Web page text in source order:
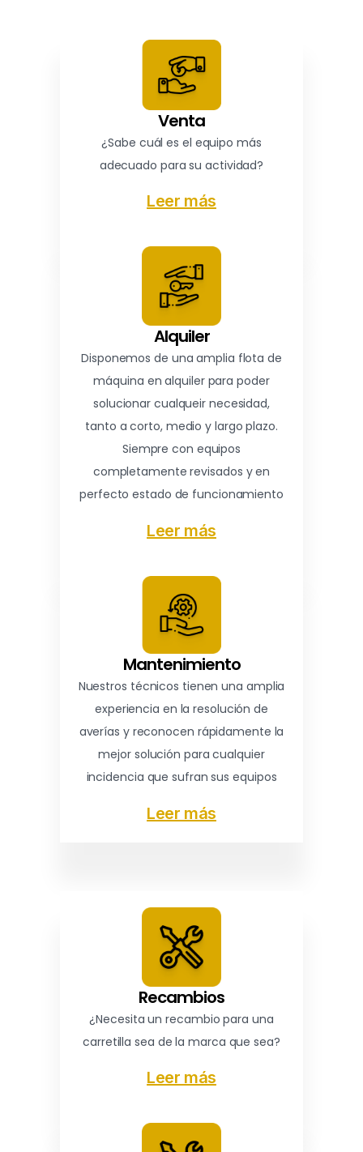
Venta
¿Sabe cuál es el equipo más
adecuado para su actividad?
Leer más
Alquiler
Disponemos de una amplia flota de
máquina en alquiler para poder
solucionar cualqueir necesidad,
tanto a corto, medio y largo plazo.
Siempre con equipos
completamente revisados y en
perfecto estado de funcionamiento
Leer más
Mantenimiento
Nuestros técnicos tienen una amplia
experiencia en la resolución de
averías y reconocen rápidamente la
mejor solución para cualquier
incidencia que sufran sus equipos
Leer más
Recambios
¿Necesita un recambio para una
carretilla sea de la marca que sea?
Leer más